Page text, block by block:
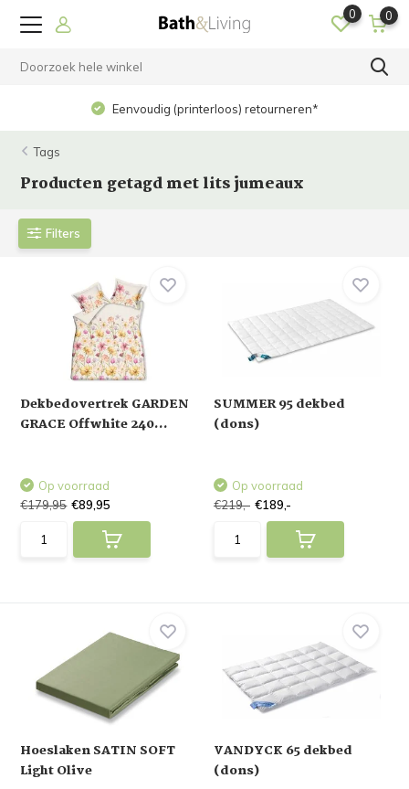
0 0
Eenvoudig (printerloos) retourneren*
Tags
Producten getagd met lits jumeaux
Filters
Dekbedovertrek GARDEN
GRACE Offwhite 240...
Op voorraad
€179,95 €89,95
SUMMER 95 dekbed
(dons)
Op voorraad
€219,- €189,-
Hoeslaken SATIN SOFT
Light Olive
VANDYCK 65 dekbed
(dons)